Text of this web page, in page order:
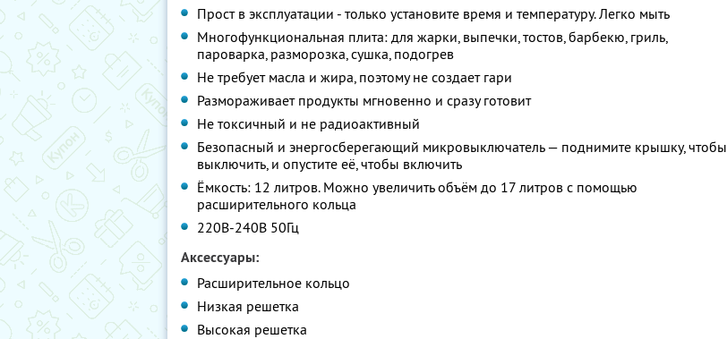
Прост в эксплуатации - только установите время и температуру. Легко мыть
Многофункциональная плита: для жарки, выпечки, тостов, барбекю, гриль,
пароварка, разморозка, сушка, подогрев
Не требует масла и жира, поэтому не создает гари
Размораживает продукты мгновенно и сразу готовит
Не токсичный и не радиоактивный
Безопасный и энергосберегающий микровыключатель — поднимите крышку, чтобы
выключить, и опустите её, чтобы включить
Ёмкость: 12 литров. Можно увеличить объём до 17 литров с помощью
расширительного кольца
220В-240В 50Гц
Аксессуары:
Расширительное кольцо
Низкая решетка
Высокая решетка